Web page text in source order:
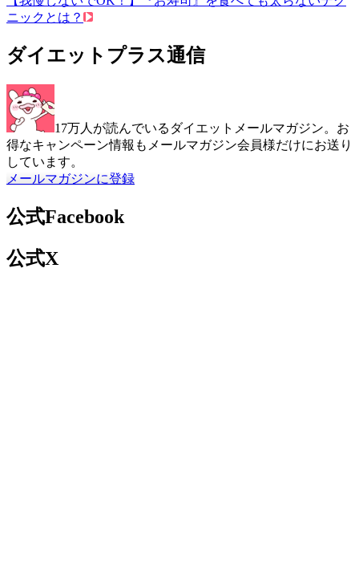
ニックとは？
ダイエットプラス通信
17万人が読んでいるダイエットメールマガジン。お
得なキャンペーン情報もメールマガジン会員様だけにお送り
しています。
メールマガジンに登録
公式Facebook
公式X